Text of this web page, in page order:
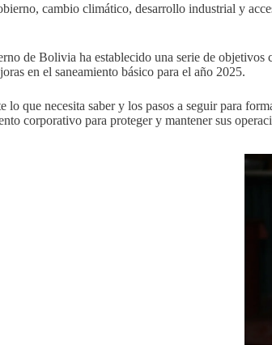
cambio climático, desarrollo industrial y
de Bolivia ha establecido una serie de
en el saneamiento básico para el año 2025.
lo que necesita saber y los pasos a seguir para
corporativo para proteger y mantener sus